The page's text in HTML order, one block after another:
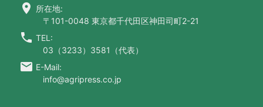
location_on 所在地:
〒101-0048 東京都千代田区神田司町2-21
call TEL:
03（3233）3581（代表）
email E-Mail:
info@agripress.co.jp